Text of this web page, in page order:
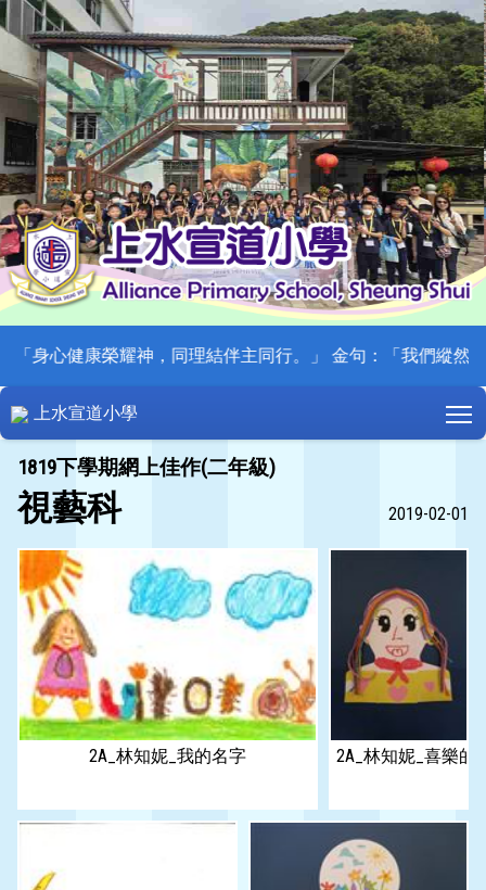
「身心健康榮耀神，同理結伴主同行。」 金句：「我們縱然
上水宣道小學
1819下學期網上佳作(二年級)
視藝科 2019-02-01
2A_林知妮_我的名字 2A_林知妮_喜樂的